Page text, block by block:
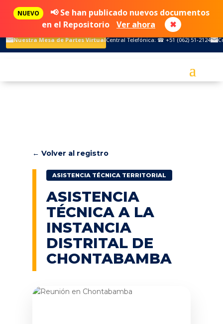
Nuestra Mesa de Partes VirtualCentral Telefónica: ☎ +51 (062) 51-2124
← Volver al registro
ASISTENCIA TÉCNICA TERRITORIAL
ASISTENCIA
TÉCNICA A LA
INSTANCIA
DISTRITAL DE
CHONTABAMBA
NUEVO
📢 Se han publicado nuevos documentos
en el Repositorio
Ver ahora ✖